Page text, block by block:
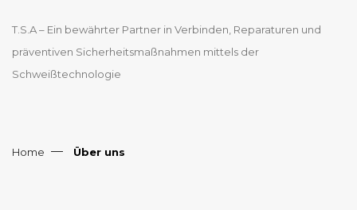
T.S.A – Ein bewährter Partner in Verbinden, Reparaturen und
präventiven Sicherheitsmaßnahmen mittels der
Schweißtechnologie
Home Über uns